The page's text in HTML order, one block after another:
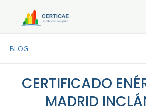
contenido
BLOG
CERTIFICADO
MADRID